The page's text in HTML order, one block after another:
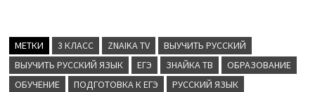
МЕТКИ 3 КЛАСС ZNAIKA TV
ВЫУЧИТЬ РУССКИЙ
ВЫУЧИТЬ РУССКИЙ ЯЗЫК
ЕГЭ ЗНАЙКА ТВ
ОБРАЗОВАНИЕ
ОБУЧЕНИЕ
ПОДГОТОВКА К ЕГЭ
РУССКИЙ ЯЗЫК